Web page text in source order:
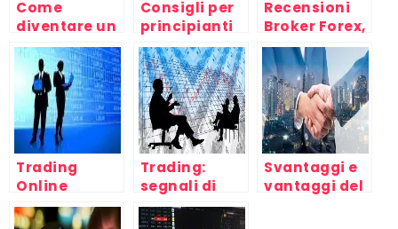
Come
diventare un
bravo
trader?
Consigli per
principianti
del Trading
Recensioni
Broker Forex,
consigli e
pareri sulla
scelta della
piattaforma
di Trading
Trading
Online
Trading:
segnali di
acquisto e di
vendita
Svantaggi e
vantaggi del